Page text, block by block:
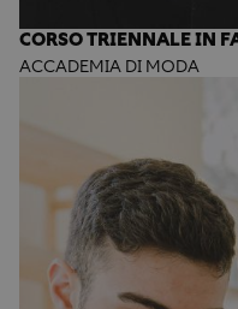
CORSO TRIENNALE IN
ACCADEMIA DI MODA